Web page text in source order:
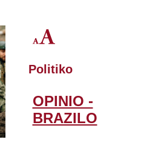
Politiko
OPINIO -
BRAZILO